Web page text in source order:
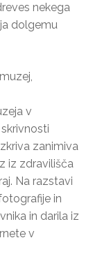
nekega
dolgemu
v
zanimiva
iz zdravilišča
Na razstavi
in
in darila iz
v